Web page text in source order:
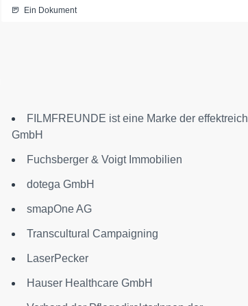
Ein Dokument
FILMFREUNDE ist eine Marke der effektreich
GmbH
Fuchsberger & Voigt Immobilien
dotega GmbH
smapOne AG
Transcultural Campaigning
LaserPecker
Hauser Healthcare GmbH